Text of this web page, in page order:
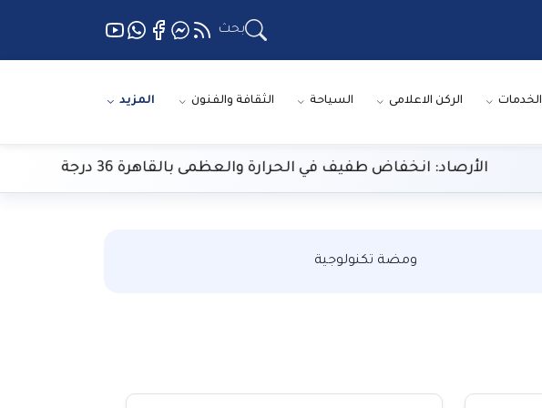
بحث
الخدمات الركن الاعلامى السياحة الثقافة والفنون المزيد
الأرصاد: انخفاض طفيف في الحرارة والعظمى بالقاهرة 36 درجة
ومضة تكنولوجية